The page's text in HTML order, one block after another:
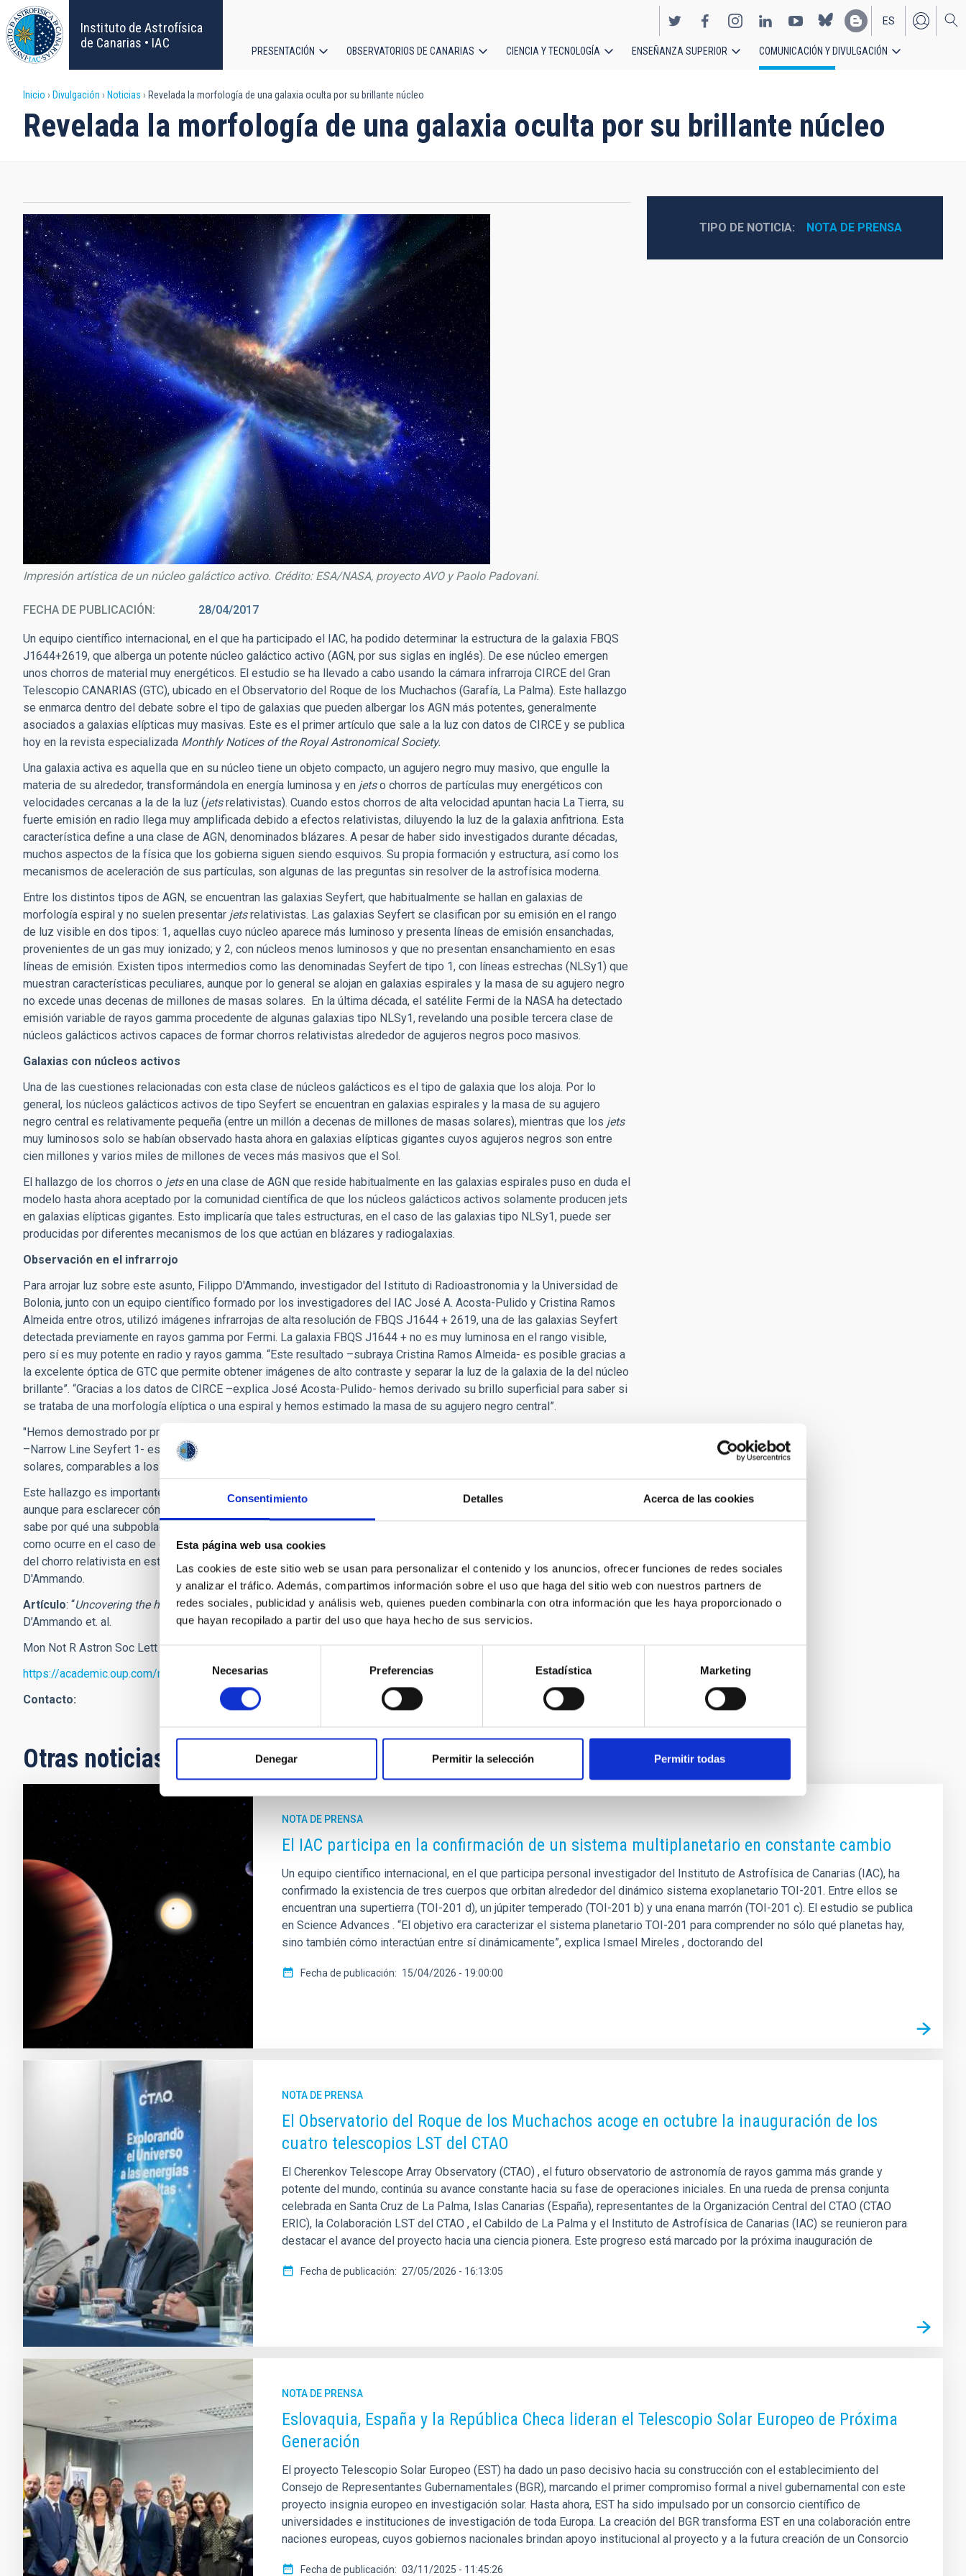
Consentimiento Detalles Acerca de las cookies
Esta página web usa cookies
Las cookies de este sitio web se usan para personalizar el contenido y los anuncios, ofrecer funciones de redes sociales
y analizar el tráfico. Además, compartimos información sobre el uso que haga del sitio web con nuestros partners de
redes sociales, publicidad y análisis web, quienes pueden combinarla con otra información que les haya proporcionado o
que hayan recopilado a partir del uso que haya hecho de sus servicios.
de
consentimiento
Necesarias Preferencias Estadística Marketing
Denegar Permitir la selección Permitir todas
Pasar
al
contenido
principal
Instituto de Astrofísica
de Canarias • IAC
EN
ES
principal
PRESENTACIÓN OBSERVATORIOS DE CANARIAS CIENCIA Y TECNOLOGÍA ENSEÑANZA SUPERIOR COMUNICACIÓN Y DIVULGACIÓN
Sobrescribir
enlaces
ayuda
a
la
navegación
Inicio Divulgación Noticias Revelada la morfología de una galaxia oculta por su brillante núcleo
Revelada la morfología de una galaxia oculta por su brillante núcleo
Impresión artística de un núcleo galáctico activo. Crédito: ESA/NASA, proyecto AVO y Paolo Padovani.
FECHA DE PUBLICACIÓN 28/04/2017
Un equipo científico internacional, en el que ha participado el IAC, ha podido determinar la estructura de la galaxia FBQS
J1644+2619, que alberga un potente núcleo galáctico activo (AGN, por sus siglas en inglés). De ese núcleo emergen
unos chorros de material muy energéticos. El estudio se ha llevado a cabo usando la cámara infrarroja CIRCE del Gran
Telescopio CANARIAS (GTC), ubicado en el Observatorio del Roque de los Muchachos (Garafía, La Palma). Este hallazgo
se enmarca dentro del debate sobre el tipo de galaxias que pueden albergar los AGN más potentes, generalmente
asociados a galaxias elípticas muy masivas. Este es el primer artículo que sale a la luz con datos de CIRCE y se publica
hoy en la revista especializada Monthly Notices of the Royal Astronomical Society.
Una galaxia activa es aquella que en su núcleo tiene un objeto compacto, un agujero negro muy masivo, que engulle la
materia de su alrededor, transformándola en energía luminosa y en jetso chorros de partículas muy energéticos con
velocidades cercanas a la de la luz (jetsrelativistas). Cuando estos chorros de alta velocidad apuntan hacia La Tierra, su
fuerte emisión en radio llega muy amplificada debido a efectos relativistas, diluyendo la luz de la galaxia anfitriona. Esta
característica define a una clase de AGN, denominados blázares. A pesar de haber sido investigados durante décadas,
muchos aspectos de la física que los gobierna siguen siendo esquivos. Su propia formación y estructura, así como los
mecanismos de aceleración de sus partículas, son algunas de las preguntas sin resolver de la astrofísica moderna.
Entre los distintos tipos de AGN, se encuentran las galaxias Seyfert, que habitualmente se hallan en galaxias de
morfología espiral y no suelen presentar jetsrelativistas. Las galaxias Seyfert se clasifican por su emisión en el rango
de luz visible en dos tipos: 1, aquellas cuyo núcleo aparece más luminoso y presenta líneas de emisión ensanchadas,
provenientes de un gas muy ionizado; y 2, con núcleos menos luminosos y que no presentan ensanchamiento en esas
líneas de emisión. Existen tipos intermedios como las denominadas Seyfert de tipo 1, con líneas estrechas (NLSy1) que
muestran características peculiares, aunque por lo general se alojan en galaxias espirales y la masa de su agujero negro
no excede unas decenas de millones de masas solares. En la última década, el satélite Fermi de la NASA ha detectado
emisión variable de rayos gamma procedente de algunas galaxias tipo NLSy1, revelando una posible tercera clase de
núcleos galácticos activos capaces de formar chorros relativistas alrededor de agujeros negros poco masivos.
Galaxias con núcleos activos
Una de las cuestiones relacionadas con esta clase de núcleos galácticos es el tipo de galaxia que los aloja. Por lo
general, los núcleos galácticos activos de tipo Seyfert se encuentran en galaxias espirales y la masa de su agujero
negro central es relativamente pequeña (entre un millón a decenas de millones de masas solares), mientras que los jets
muy luminosos solo se habían observado hasta ahora en galaxias elípticas gigantes cuyos agujeros negros son entre
cien millones y varios miles de millones de veces más masivos que el Sol.
El hallazgo de los chorros o jetsen una clase de AGN que reside habitualmente en las galaxias espirales puso en duda el
modelo hasta ahora aceptado por la comunidad científica de que los núcleos galácticos activos solamente producen jets
en galaxias elípticas gigantes. Esto implicaría que tales estructuras, en el caso de las galaxias tipo NLSy1, puede ser
producidas por diferentes mecanismos de los que actúan en blázares y radiogalaxias.
Observación en el infrarrojo
Para arrojar luz sobre este asunto, Filippo D'Ammando, investigador del Istituto di Radioastronomia y la Universidad de
Bolonia, junto con un equipo científico formado por los investigadores del IAC José A. Acosta-Pulido y Cristina Ramos
Almeida entre otros, utilizó imágenes infrarrojas de alta resolución de FBQS J1644 + 2619, una de las galaxias Seyfert
detectada previamente en rayos gamma por Fermi. La galaxia FBQS J1644 + no es muy luminosa en el rango visible,
pero sí es muy potente en radio y rayos gamma. “Este resultado –subraya Cristina Ramos Almeida- es posible gracias a
la excelente óptica de GTC que permite obtener imágenes de alto contraste y separar la luz de la galaxia de la del núcleo
brillante”. “Gracias a los datos de CIRCE –explica José Acosta-Pulido- hemos derivado su brillo superficial para saber si
se trataba de una morfología elíptica o una espiral y hemos estimado la masa de su agujero negro central”.
"Hemos demostrado por primera vez que la galaxia anfitriona de uno de estos núcleos galácticos activos de tipo NLSy1
–Narrow Line Seyfert 1- es una galaxia elíptica y la masa del agujero negro central es de unos 200 millones de masas
solares, comparables a los que generalmente se estiman para blázares", apunta Filippo D'Ammando.
Este hallazgo es importante para confirmar las teorías acerca de la naturaleza de los chorros relativistas en los AGN,
aunque para esclarecer cómo se forman se necesitan más observaciones de las galaxias donde se encuentran. "No se
sabe por qué una subpoblación de galaxias de tipo NLSy1 pueda desarrollarse en una galaxia elíptica y no en una espiral,
como ocurre en el caso de otras fuentes de núcleos activos." Esta peculiaridad parece ser fundamental para la formación
del chorro relativista en estos objetos y, por lo tanto, para los rayos gamma que vemos con Fermi", concluye Filippo
D'Ammando.
Artículo: “Uncovering the host galaxy of the γ-ray emitting narrow-line Seyfert 1 galaxy FBQS J1644+2619”, por F.
D’Ammando et. al.
Mon Not R Astron Soc Lett slx042
https://academic.oup.com/mnrasl/article-lookup/doi/10.1093/mnrasl/slx042
Contacto:
TIPO DE NOTICIA NOTA DE PRENSA
Otras noticias relacionadas
NOTA DE PRENSA
El IAC participa en la confirmación de un sistema multiplanetario en constante cambio
Un equipo científico internacional, en el que participa personal investigador del Instituto de Astrofísica de Canarias (IAC), ha
confirmado la existencia de tres cuerpos que orbitan alrededor del dinámico sistema exoplanetario TOI-201. Entre ellos se
encuentran una supertierra (TOI-201 d), un júpiter temperado (TOI-201 b) y una enana marrón (TOI-201 c). El estudio se publica
en Science Advances . “El objetivo era caracterizar el sistema planetario TOI-201 para comprender no sólo qué planetas hay,
sino también cómo interactúan entre sí dinámicamente”, explica Ismael Mireles , doctorando del
Fecha de publicación 15/04/2026 - 19:00:00
NOTA DE PRENSA
El Observatorio del Roque de los Muchachos acoge en octubre la inauguración de los
cuatro telescopios LST del CTAO
El Cherenkov Telescope Array Observatory (CTAO) , el futuro observatorio de astronomía de rayos gamma más grande y
potente del mundo, continúa su avance constante hacia su fase de operaciones iniciales. En una rueda de prensa conjunta
celebrada en Santa Cruz de La Palma, Islas Canarias (España), representantes de la Organización Central del CTAO (CTAO
ERIC), la Colaboración LST del CTAO , el Cabildo de La Palma y el Instituto de Astrofísica de Canarias (IAC) se reunieron para
destacar el avance del proyecto hacia una ciencia pionera. Este progreso está marcado por la próxima inauguración de
Fecha de publicación 27/05/2026 - 16:13:05
NOTA DE PRENSA
Eslovaquia, España y la República Checa lideran el Telescopio Solar Europeo de Próxima
Generación
El proyecto Telescopio Solar Europeo (EST) ha dado un paso decisivo hacia su construcción con el establecimiento del
Consejo de Representantes Gubernamentales (BGR), marcando el primer compromiso formal a nivel gubernamental con este
proyecto insignia europeo en investigación solar. Hasta ahora, EST ha sido impulsado por un consorcio científico de
universidades e instituciones de investigación de toda Europa. La creación del BGR transforma EST en una colaboración entre
naciones europeas, cuyos gobiernos nacionales brindan apoyo institucional al proyecto y a la futura creación de un Consorcio
Fecha de publicación 03/11/2025 - 11:45:26